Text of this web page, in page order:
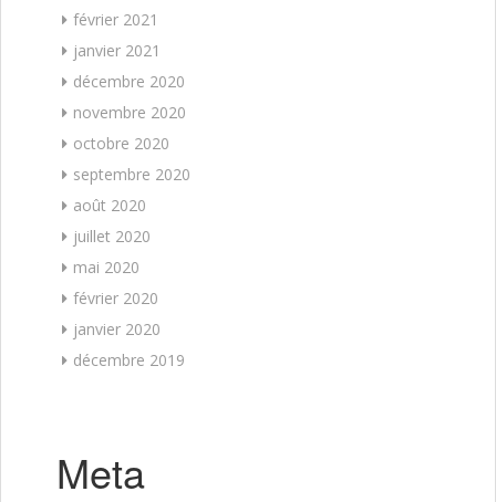
février 2021
janvier 2021
décembre 2020
novembre 2020
octobre 2020
septembre 2020
août 2020
juillet 2020
mai 2020
février 2020
janvier 2020
décembre 2019
Meta